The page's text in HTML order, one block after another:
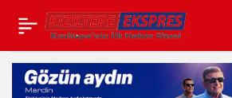
Evde mahsur kalan
kız çocuğunu itfaiye